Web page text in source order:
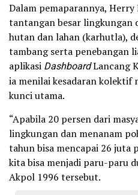
Dalam pemaparannya,
tantangan besar lingkungan
hutan dan lahan (karhutla),
tambang serta penebangan
aplikasi DashboardLancang
ia menilai kesadaran kolektif
kunci utama.
“Apabila 20 persen dari
lingkungan dan menanam
tahun bisa mencapai 26 juta
kita bisa menjadi paru-paru
Akpol 1996 tersebut.